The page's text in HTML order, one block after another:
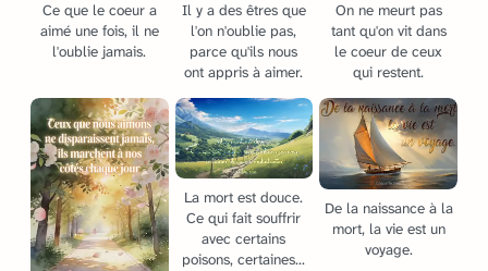
Ce que le coeur a
aimé une fois, il ne
l'oublie jamais.
Il y a des êtres que
l'on n'oublie pas,
parce qu'ils nous
ont appris à aimer.
On ne meurt pas
tant qu'on vit dans
le coeur de ceux
qui restent.
La mort est douce.
Ce qui fait souffrir
avec certains
poisons, certaines...
De la naissance à la
mort, la vie est un
voyage.